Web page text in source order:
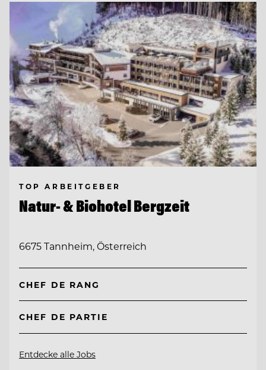
TOP ARBEITGEBER
Natur- & Biohotel Bergzeit
6675 Tannheim, Österreich
CHEF DE RANG
CHEF DE PARTIE
Entdecke alle Jobs